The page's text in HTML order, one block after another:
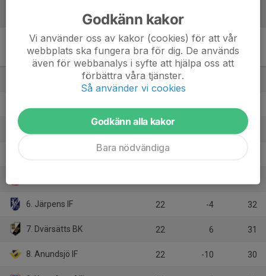
Div 3 Mellersta Norrland,
herr 2025
M +/-
22
4. Älgarna-Härnösand IF 22
6. Järpens IF 22 -4 32
7. Dvärsätts BK 22 6 31
8. Anundsjö IF 22 -10 30
Godkänn kakor
Vi använder oss av kakor (cookies) för att vår
webbplats ska fungera bra för dig. De används
även för webbanalys i syfte att hjälpa oss att
förbättra våra tjänster.
Så använder vi cookies
Godkänn alla kakor
Bara nödvändiga